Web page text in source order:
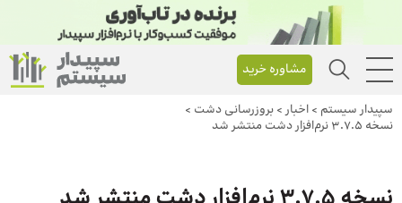
مشاوره خرید
سپیدار سیستم > اخبار> بروزرسانی دشت >
نسخه ۳.۷.۵ نرم‌افزار دشت منتشر شد